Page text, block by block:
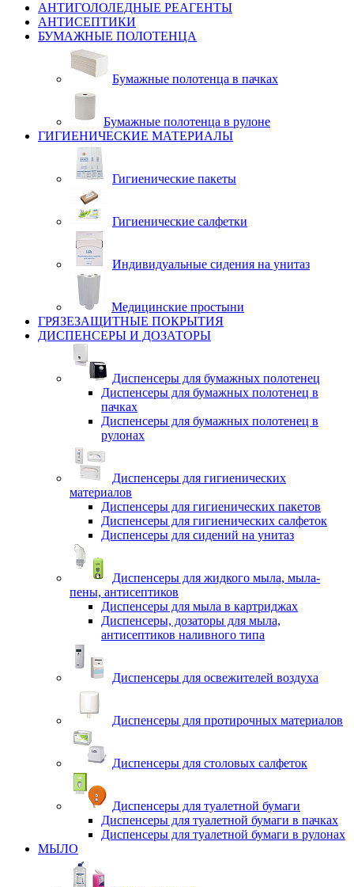
АНТИГОЛОЛЕДНЫЕ РЕАГЕНТЫ
АНТИСЕПТИКИ
БУМАЖНЫЕ ПОЛОТЕНЦА
Бумажные полотенца в пачках
Бумажные полотенца в рулоне
ГИГИЕНИЧЕСКИЕ МАТЕРИАЛЫ
Гигиенические пакеты
Гигиенические салфетки
Индивидуальные сидения на унитаз
Медицинские простыни
ГРЯЗЕЗАЩИТНЫЕ ПОКРЫТИЯ
ДИСПЕНСЕРЫ И ДОЗАТОРЫ
Диспенсеры для бумажных полотенец
Диспенсеры для бумажных полотенец в
пачках
Диспенсеры для бумажных полотенец в
рулонах
Диспенсеры для гигиенических
материалов
Диспенсеры для гигиенических пакетов
Диспенсеры для гигиенических салфеток
Диспенсеры для сидений на унитаз
Диспенсеры для жидкого мыла, мыла-
пены, антисептиков
Диспенсеры для мыла в картриджах
Диспенсеры, дозаторы для мыла,
антисептиков наливного типа
Диспенсеры для освежителей воздуха
Диспенсеры для протирочных материалов
Диспенсеры для столовых салфеток
Диспенсеры для туалетной бумаги
Диспенсеры для туалетной бумаги в пачках
Диспенсеры для туалетной бумаги в рулонах
МЫЛО